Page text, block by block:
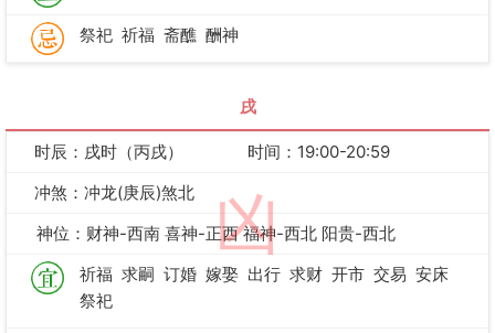
祭祀 祈福 斋醮 酬神
戌
凶
时辰：戌时（丙戌）
时间：19:00-20:59
冲煞：冲龙(庚辰)煞北
神位：财神-西南 喜神-正西 福神-西北 阳贵-西北
祈福 求嗣 订婚 嫁娶 出行 求财 开市 交易 安床
祭祀